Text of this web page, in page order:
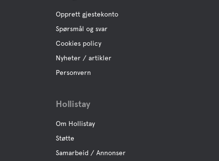
Opprett gjestekonto
Spørsmål og svar
Cookies policy
Nyheter / artikler
Personvern
Hollistay
Om Hollistay
Støtte
Samarbeid / Annonser